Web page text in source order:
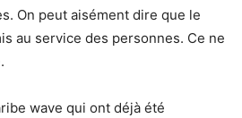
On peut aisément dire que le
au service des personnes. Ce ne
wave qui ont déjà été